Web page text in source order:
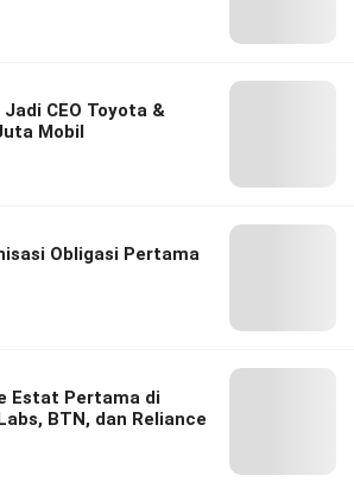
CEO Toyota &
Mobil
Obligasi Pertama
Estat Pertama di
BTN, dan Reliance